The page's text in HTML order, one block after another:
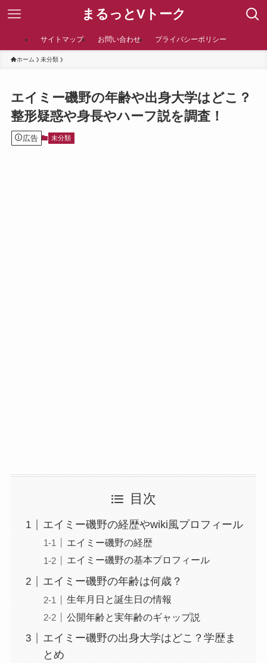
まるっとVトーク
サイトマップ お問い合わせ プライバシーポリシー
ホーム 未分類
エイミー磯野の年齢や出身大学はどこ？
整形疑惑や身長やハーフ説を調査！
広告 未分類
目次
エイミー磯野の経歴やwiki風プロフィール
エイミー磯野の経歴
エイミー磯野の基本プロフィール
エイミー磯野の年齢は何歳？
生年月日と誕生日の情報
公開年齢と実年齢のギャップ説
エイミー磯野の出身大学はどこ？学歴ま
とめ